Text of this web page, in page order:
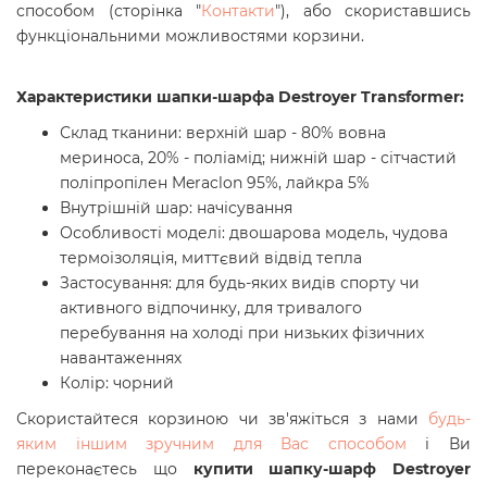
способом (сторінка "Контакти"), або скориставшись
функціональними можливостями корзини.
Характеристики шапки-шарфа Destroyer Transformer:
Склад тканини: верхній шар - 80% вовна
мериноса, 20% - поліамід; нижній шар - сітчастий
поліпропілен Meraclon 95%, лайкра 5%
Внутрішній шар: начісування
Особливості моделі: двошарова модель, чудова
термоізоляція, миттєвий відвід тепла
Застосування: для будь-яких видів спорту чи
активного відпочинку, для тривалого
перебування на холоді при низьких фізичних
навантаженнях
Колір: чорний
Скористайтеся корзиною чи зв'яжіться з нами будь-
яким іншим зручним для Вас способом і Ви
переконаєтесь що купити шапку-шарф Destroyer